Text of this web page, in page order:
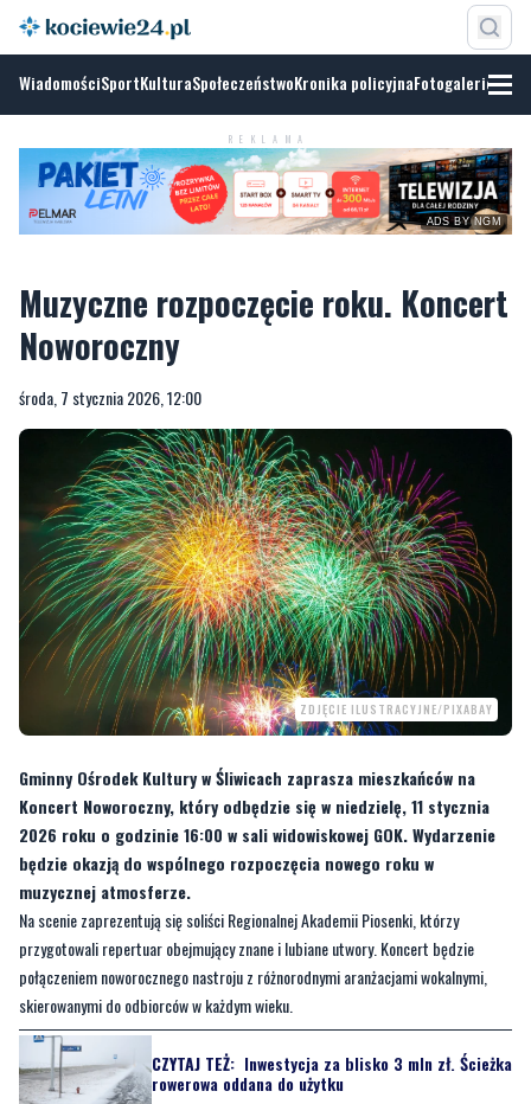
WiadomościSportKulturaSpołeczeństwoKronika policyjnaFotogalerie
REKLAMA
ADS BY NGM
Muzyczne rozpoczęcie roku. Koncert
Noworoczny
środa, 7 stycznia 2026, 12:00
ZDJĘCIE ILUSTRACYJNE/PIXABAY
Gminny Ośrodek Kultury w Śliwicach zaprasza mieszkańców na
Koncert Noworoczny, który odbędzie się w niedzielę, 11 stycznia
2026 roku o godzinie 16:00 w sali widowiskowej GOK. Wydarzenie
będzie okazją do wspólnego rozpoczęcia nowego roku w
muzycznej atmosferze.
Na scenie zaprezentują się soliści Regionalnej Akademii Piosenki, którzy
przygotowali repertuar obejmujący znane i lubiane utwory. Koncert będzie
połączeniem noworocznego nastroju z różnorodnymi aranżacjami wokalnymi,
skierowanymi do odbiorców w każdym wieku.
CZYTAJ TEŻ: Inwestycja za blisko 3 mln zł. Ścieżka
rowerowa oddana do użytku